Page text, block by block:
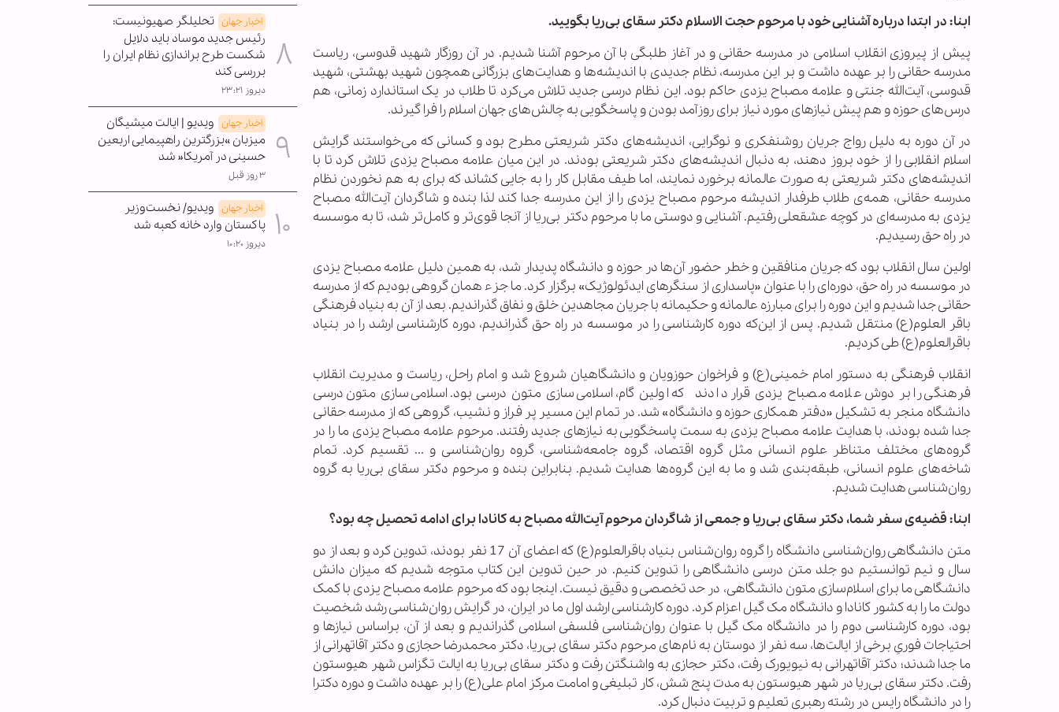
ابنا: در ابتدا درباره آشنایی خود با مرحوم حجت الاسلام دکتر سقای بی‌ریا بگویید.
پیش از پیروزی انقلاب اسلامی در مدرسه حقانی و در آغاز طلبگی با آن مرحوم آشنا شدیم. در آن روزگار شهید قدوسی، ریاست
مدرسه حقانی را بر عهده داشت و بر این مدرسه، نظام جدیدی با اندیشه‌ها و هدایت‌های بزرگانی همچون شهید بهشتی، شهید
قدوسی، آیت‌الله جنتی و علامه مصباح یزدی حاکم بود. این نظام درسی جدید تلاش می‌کرد تا طلاب در یک استاندارد زمانی، هم
درس‌های حوزه و هم پیش نیازهای مورد نیاز برای روزآمد بودن و پاسخگویی به چالش‌های جهان اسلام را فرا گیرند.
در آن دوره به دلیل رواج جریان روشنفکری و نوگرایی، اندیشه‌های دکتر شریعتی مطرح بود و کسانی که می‌خواستند گرایش
اسلام انقلابی را از خود بروز دهند، به دنبال اندیشه‌های دکتر شریعتی بودند. در این میان علامه مصباح یزدی تلاش کرد تا با
اندیشه‌های دکتر شریعتی به صورت عالمانه برخورد نمایند، اما طیف مقابل کار را به جایی کشاند که برای به هم نخوردن نظام
مدرسه حقانی، همه‌ی طلاب طرفدار اندیشه مرحوم مصباح یزدی را از این مدرسه جدا کند لذا بنده و شاگردان آیت‌الله مصباح
یزدی به مدرسه‌ای در کوچه عشقعلی رفتیم. آشنایی و دوستی ما با مرحوم دکتر بی‌ریا از آنجا قوی‌تر و کامل‌تر شد، تا به موسسه
در راه حق رسیدیم.
اولین سال انقلاب بود که جریان منافقین و خطر حضور آن‌ها در حوزه و دانشگاه پدیدار شد، به همین دلیل علامه مصباح یزدی
در موسسه در راه حق، دوره‌ای را با عنوان «پاسداری از سنگرهای ایدئولوژیک» برگزار کرد. ما جزء همان گروهی بودیم که از مدرسه
حقانی جدا شدیم و این دوره را برای مبارزه عالمانه و حکیمانه با جریان مجاهدین خلق و نفاق گذراندیم. بعد از آن به بنیاد فرهنگی
باقر العلوم(ع) منتقل شدیم. پس از این‌که دوره کارشناسی را در موسسه در راه حق گذراندیم، دوره کارشناسی ارشد را در بنیاد
باقرالعلوم(ع) طی کردیم.
انقلاب فرهنگی به دستور امام خمینی(ع) و فراخوان حوزویان و دانشگاهیان شروع شد و امام راحل، ریاست و مدیریت انقلاب
فرهنگی را بر دوش علامه مصباح یزدی قرار دادند که اولین گام، اسلامی‌سازی متون درسی بود. اسلامی‌سازی متون درسی
دانشگاه منجر به تشکیل «دفتر همکاری حوزه و دانشگاه» شد. در تمام این مسیر پر فراز و نشیب، گروهی که از مدرسه حقانی
جدا شده بودند، با هدایت علامه مصباح یزدی به سمت پاسخگویی به نیازهای جدید رفتند. مرحوم علامه مصباح یزدی ما را در
گروه‌های مختلف متناظر علوم انسانی مثل گروه اقتصاد، گروه جامعه‌شناسی، گروه روان‌شناسی و ... تقسیم کرد. تمام
شاخه‌های علوم انسانی، طبقه‌بندی شد و ما به این گروه‌ها هدایت شدیم. بنابراین بنده و مرحوم دکتر سقای بی‌ریا به گروه
روان‌شناسی هدایت شدیم.
ابنا: قضیه‌ی سفر شما، دکتر سقای بی‌ریا و جمعی از شاگردان مرحوم آیت‌الله مصباح به کانادا برای ادامه تحصیل چه بود؟
متن دانشگاهی روان‌شناسی دانشگاه را گروه روان‌شناس بنیاد باقرالعلوم(ع) که اعضای آن 17 نفر بودند، تدوین کرد و بعد از دو
سال و نیم توانستیم دو جلد متن درسی دانشگاهی را تدوین کنیم. در حین تدوین این کتاب متوجه شدیم که میزان دانش
دانشگاهی ما برای اسلام‌سازی متون دانشگاهی، در حد تخصصی و دقیق نیست. اینجا بود که مرحوم علامه مصباح یزدی با کمک
دولت ما را به کشور کانادا و دانشگاه مک گیل اعزام کرد. دوره کارشناسی ارشد اول ما در ایران، در گرایش روان‌شناسی رشد شخصیت
بود، دوره کارشناسی دوم را در دانشگاه مک گیل با عنوان روان‌شناسی فلسفی اسلامی گذراندیم و بعد از آن، براساس نیازها و
احتیاجات فوریِ برخی از ایالت‌ها، سه نفر از دوستان به نام‌های مرحوم دکتر سقای بی‌ریا، دکتر محمدرضا حجازی و دکتر آقاتهرانی از
ما جدا شدند؛ دکتر آقاتهرانی به نیویورک رفت، دکتر حجازی به واشنگتن رفت و دکتر سقای بی‌ریا به ایالت تگزاس شهر هیوستون
رفت. دکتر سقای بی‌ریا در شهر هیوستون به مدت پنج شش، کار تبلیغی و امامت مرکز امام علی(ع) را بر عهده داشت و دوره دکترا
را در دانشگاه رایس در رشته رهبری تعلیم و تربیت دنبال ‌کرد.
اخبار جهان تحلیلگر صهیونیست:
رئیس جدید موساد باید دلایل
شکست طرح براندازی نظام ایران را
بررسی کند
دیروز ۲۳:۲۱
اخبار جهان ویدیو | ایالت میشیگان
میزبان »بزرگترین راهپیمایی اربعین
حسینی در آمریکا« شد
۳ روز قبل
اخبار جهان ویدیو/ نخست‌وزیر
پاکستان وارد خانه کعبه شد
دیروز ۱۰:۲۰